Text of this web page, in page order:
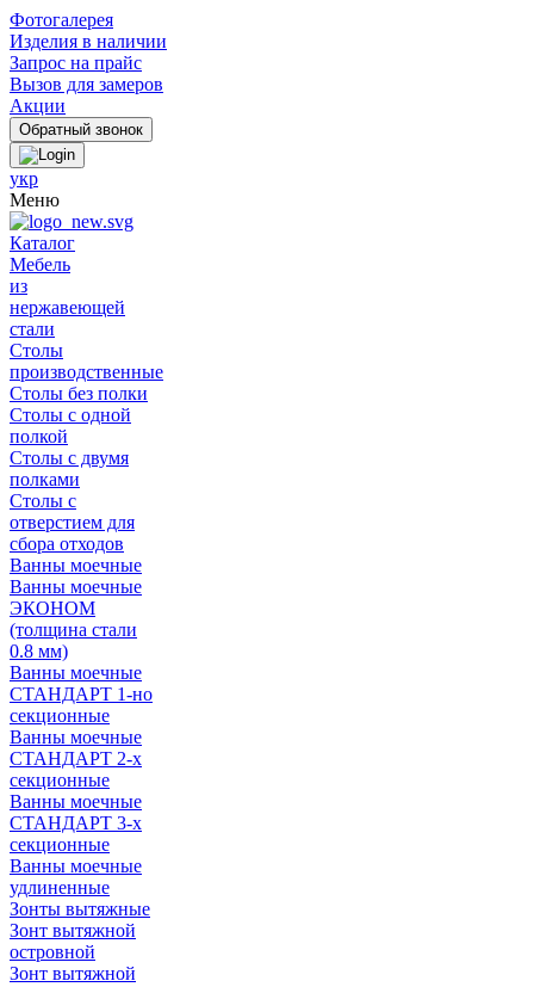
Фотогалерея
Изделия в наличии
Запрос на прайс
Вызов для замеров
Акции
укр
Меню
Каталог
Мебель
из
нержавеющей
стали
Столы
производственные
Столы без полки
Столы с одной
полкой
Столы с двумя
полками
Столы с
отверстием для
сбора отходов
Ванны моечные
Ванны моечные
ЭКОНОМ
(толщина стали
0.8 мм)
Ванны моечные
СТАНДАРТ 1-но
секционные
Ванны моечные
СТАНДАРТ 2-х
секционные
Ванны моечные
СТАНДАРТ 3-х
секционные
Ванны моечные
удлиненные
Зонты вытяжные
Зонт вытяжной
островной
Зонт вытяжной